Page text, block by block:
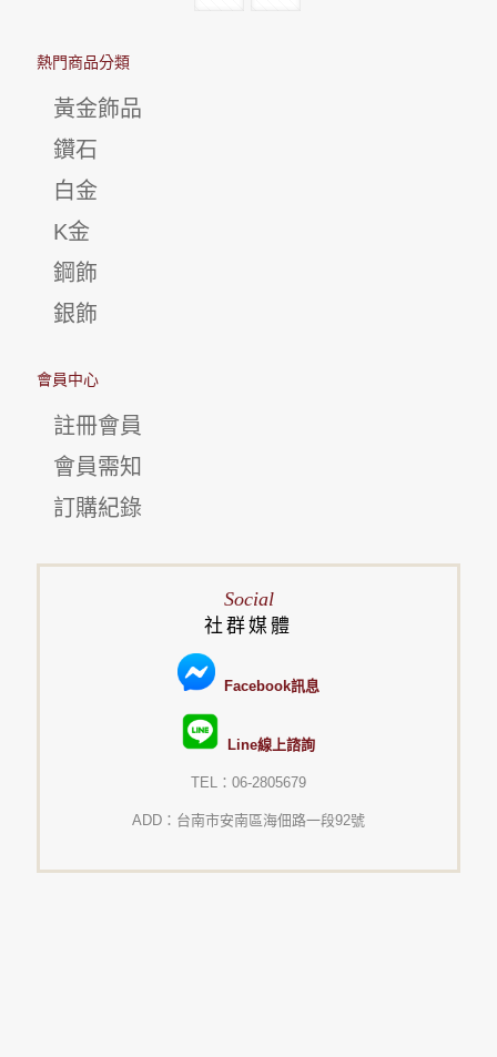
熱門商品分類
黃金飾品
鑽石
白金
K金
鋼飾
銀飾
會員中心
註冊會員
會員需知
訂購紀錄
Social
社群媒體
Facebook訊息
Line線上諮詢
TEL：06-2805679
ADD：台南市安南區海佃路一段92號